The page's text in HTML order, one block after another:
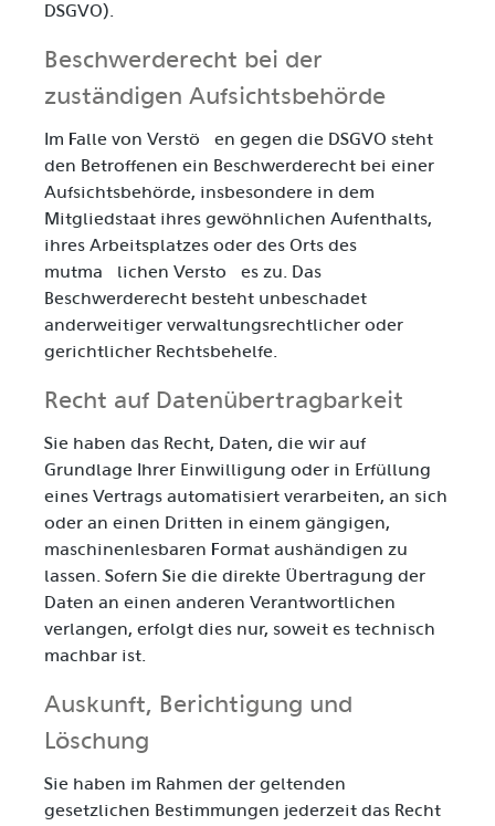
DSGVO).
Beschwerde­recht bei der
zuständigen Aufsichts­behörde
Im Falle von Verstößen gegen die DSGVO steht
den Betroffenen ein Beschwerderecht bei einer
Aufsichtsbehörde, insbesondere in dem
Mitgliedstaat ihres gewöhnlichen Aufenthalts,
ihres Arbeitsplatzes oder des Orts des
mutmaßlichen Verstoßes zu. Das
Beschwerderecht besteht unbeschadet
anderweitiger verwaltungsrechtlicher oder
gerichtlicher Rechtsbehelfe.
Recht auf Daten­übertrag­barkeit
Sie haben das Recht, Daten, die wir auf
Grundlage Ihrer Einwilligung oder in Erfüllung
eines Vertrags automatisiert verarbeiten, an sich
oder an einen Dritten in einem gängigen,
maschinenlesbaren Format aushändigen zu
lassen. Sofern Sie die direkte Übertragung der
Daten an einen anderen Verantwortlichen
verlangen, erfolgt dies nur, soweit es technisch
machbar ist.
Auskunft, Berichtigung und
Löschung
Sie haben im Rahmen der geltenden
gesetzlichen Bestimmungen jederzeit das Recht